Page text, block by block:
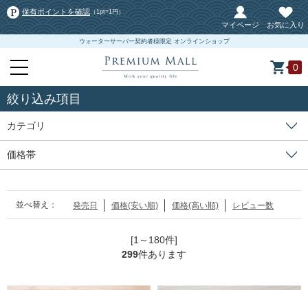
保有ポイントを確認 （1pt=1円）
マイページ お気に入り
ウォーターサーバー契約者様限定 オンラインショップ
0
絞り込み項目
カテゴリ
価格帯
並べ替え： 発売日 価格(安い順) 価格(高い順) レビュー数
[1～180件]
299件あります